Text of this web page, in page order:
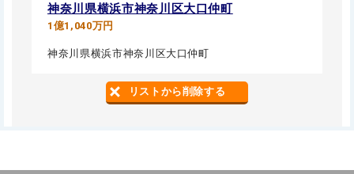
神奈川県横浜市神奈川区大口仲町
1億1,040万円
神奈川県横浜市神奈川区大口仲町
リストから削除する